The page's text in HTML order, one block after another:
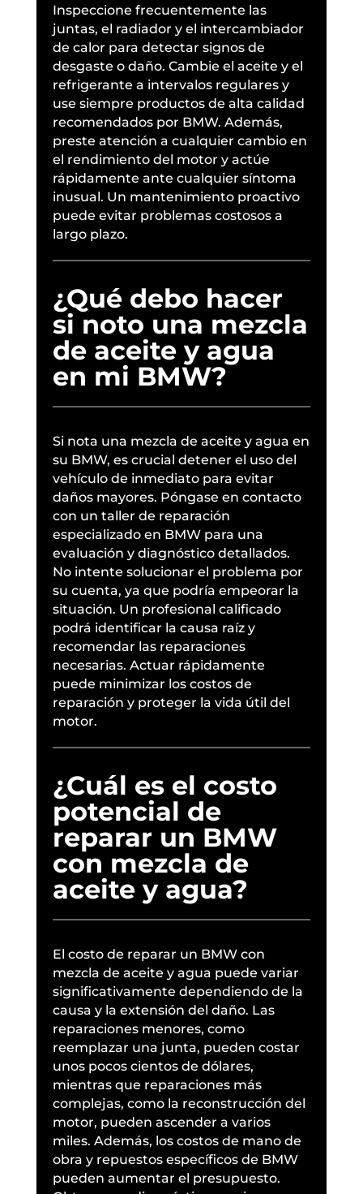
Inspeccione frecuentemente las
juntas, el radiador y el intercambiador
de calor para detectar signos de
desgaste o daño. Cambie el aceite y el
refrigerante a intervalos regulares y
use siempre productos de alta calidad
recomendados por BMW. Además,
preste atención a cualquier cambio en
el rendimiento del motor y actúe
rápidamente ante cualquier síntoma
inusual. Un mantenimiento proactivo
puede evitar problemas costosos a
largo plazo.
¿Qué debo hacer
si noto una mezcla
de aceite y agua
en mi BMW?
Si nota una mezcla de aceite y agua en
su BMW, es crucial detener el uso del
vehículo de inmediato para evitar
daños mayores. Póngase en contacto
con un taller de reparación
especializado en BMW para una
evaluación y diagnóstico detallados.
No intente solucionar el problema por
su cuenta, ya que podría empeorar la
situación. Un profesional calificado
podrá identificar la causa raíz y
recomendar las reparaciones
necesarias. Actuar rápidamente
puede minimizar los costos de
reparación y proteger la vida útil del
motor.
¿Cuál es el costo
potencial de
reparar un BMW
con mezcla de
aceite y agua?
El costo de reparar un BMW con
mezcla de aceite y agua puede variar
significativamente dependiendo de la
causa y la extensión del daño. Las
reparaciones menores, como
reemplazar una junta, pueden costar
unos pocos cientos de dólares,
mientras que reparaciones más
complejas, como la reconstrucción del
motor, pueden ascender a varios
miles. Además, los costos de mano de
obra y repuestos específicos de BMW
pueden aumentar el presupuesto.